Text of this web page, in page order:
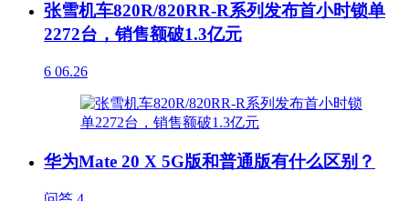
张雪机车820R/820RR-R系列发布首小时锁单
2272台，销售额破1.3亿元
6 06.26
华为Mate 20 X 5G版和普通版有什么区别？